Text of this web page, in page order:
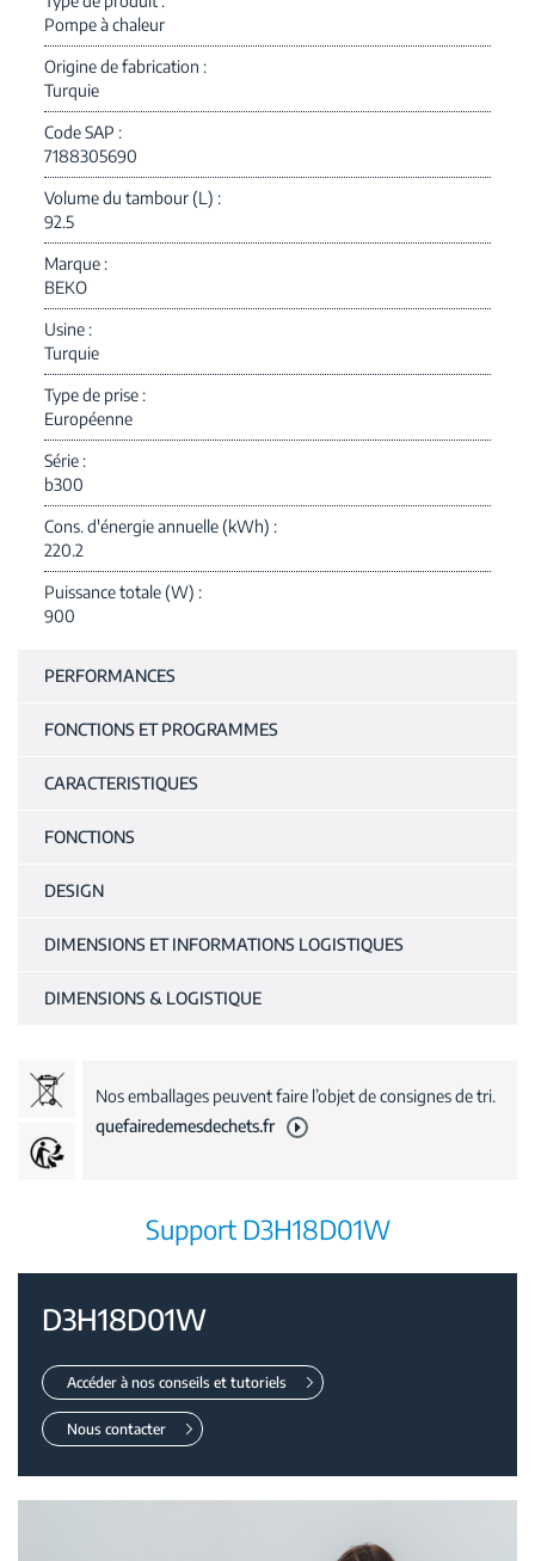
Pompe à chaleur
Origine de fabrication
Turquie
Code SAP
7188305690
Volume du tambour (L)
92.5
Marque
BEKO
Usine
Turquie
Type de prise
Européenne
Série
b300
Cons. d'énergie annuelle (kWh)
220.2
Puissance totale (W)
900
PERFORMANCES
FONCTIONS ET PROGRAMMES
CARACTERISTIQUES
FONCTIONS
DESIGN
DIMENSIONS ET INFORMATIONS LOGISTIQUES
DIMENSIONS & LOGISTIQUE
Nos emballages peuvent faire l’objet de consignes de tri.
quefairedemesdechets.fr
Support D3H18D01W
D3H18D01W
Accéder à nos conseils et tutoriels
Nous contacter